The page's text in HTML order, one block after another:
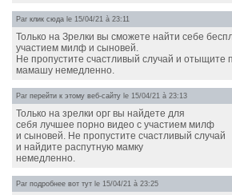
Par клик сюда le 15/04/21 à 23:11
Только на Зрелки вы сможете найти себе
участием милф и сыновей.
Не пропустите счастливый случай и отыщите
мамашу немедленно.
Par перейти к этому веб-сайту le 15/04/21 à 23:13
Только на зрелки орг вы найдете для
себя лучшее порно видео с участием милф
и сыновей. Не пропустите счастливый случай
и найдите распутную мамку
немедленно.
Par подробнее вот тут le 15/04/21 à 23:25